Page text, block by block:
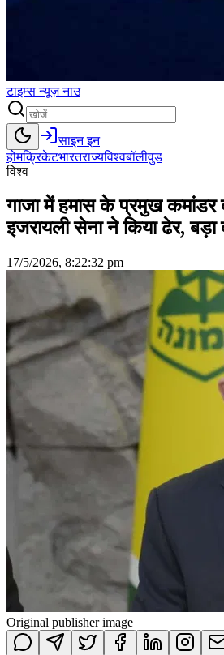
टाइम्सन्यूज़नाउ
साइन इन
होमक्रिकेटभारतराज्यविश्वबॉलीवुड
विश्व
गाजा में हमास के प्रमुख कमांडर
इजरायली सेना ने किया ढेर, बड़ा
17/5/2026, 8:22:32 pm
Original publisher image